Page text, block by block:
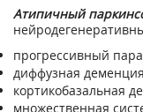
Атипичный
прогрессивный
диффузная
кортикобазальная
множественная